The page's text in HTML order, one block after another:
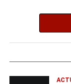
Potrivit
09:39, Poliția
SNUAU 112,
rutier soldat cu